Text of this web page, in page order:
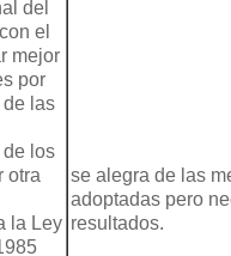
del
el
mejor
por
de las
los
otra
la Ley
se alegra de las
adoptadas pero
resultados.